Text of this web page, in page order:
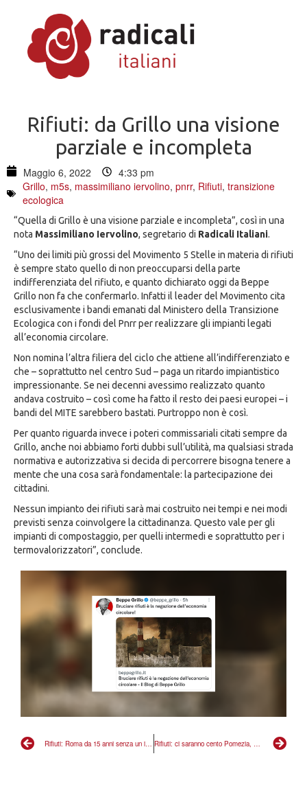
Rifiuti: da Grillo una visione
parziale e incompleta
Maggio 6, 2022
4:33 pm
Grillo, m5s, massimiliano iervolino,pnrr, Rifiuti,transizione
ecologica
Rifiuti: Roma da 15 anni senza un impianto, questa è la vera vergona Rifiuti: ci saranno cento Pomezia, su termovalorizzatore serve referendum
“Quella di Grillo è una visione parziale e incompleta”, così in una
nota Massimiliano Iervolino, segretario di Radicali Italiani.
“Uno dei limiti più grossi del Movimento 5 Stelle in materia di rifiuti
è sempre stato quello di non preoccuparsi della parte
indifferenziata del rifiuto, e quanto dichiarato oggi da Beppe
Grillo non fa che confermarlo. Infatti il leader del Movimento cita
esclusivamente i bandi emanati dal Ministero della Transizione
Ecologica con i fondi del Pnrr per realizzare gli impianti legati
all’economia circolare.
Non nomina l’altra filiera del ciclo che attiene all’indifferenziato e
che – soprattutto nel centro Sud – paga un ritardo impiantistico
impressionante. Se nei decenni avessimo realizzato quanto
andava costruito – così come ha fatto il resto dei paesi europei – i
bandi del MITE sarebbero bastati. Purtroppo non è così.
Per quanto riguarda invece i poteri commissariali citati sempre da
Grillo, anche noi abbiamo forti dubbi sull’utilità, ma qualsiasi strada
normativa e autorizzativa si decida di percorrere bisogna tenere a
mente che una cosa sarà fondamentale: la partecipazione dei
cittadini.
Nessun impianto dei rifiuti sarà mai costruito nei tempi e nei modi
previsti senza coinvolgere la cittadinanza. Questo vale per gli
impianti di compostaggio, per quelli intermedi e soprattutto per i
termovalorizzatori”, conclude.